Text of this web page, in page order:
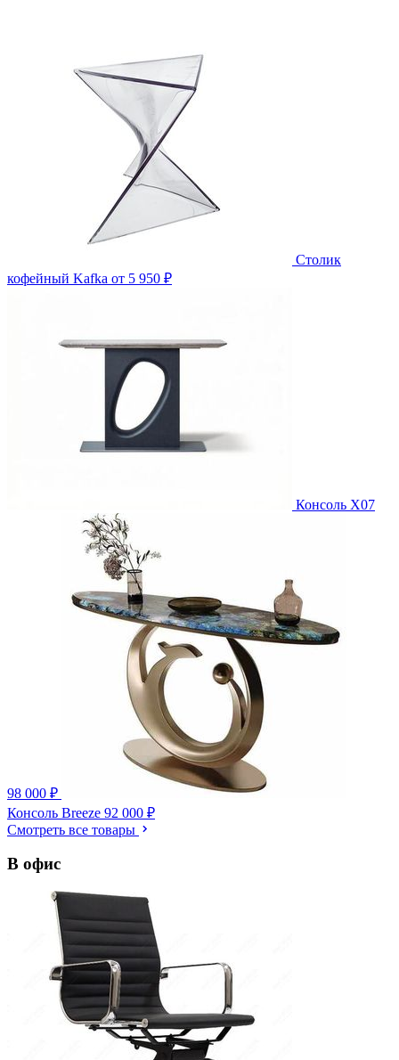
Столик
кофейный Kafka от 5 950 ₽
Консоль X07
98 000 ₽
Консоль Breeze 92 000 ₽
Смотреть все товары
В офис